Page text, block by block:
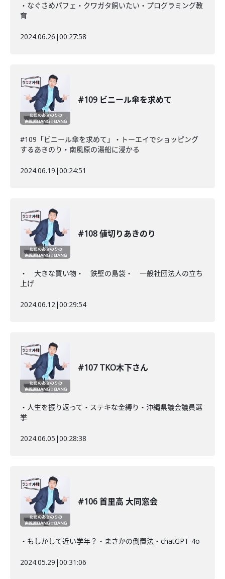
・なぐさめパフェ・クワガタ飼いたい・プログラミング教
育
2024.06.26 |00:27:58
#109 ビニール傘を求めて
#109「ビニール傘を求めて」・トーエイでショッピング
するあきのり・南風原の湯船に浸かる
2024.06.19 |00:24:51
#108 値切りあきのり
・ 大きな買い物・ 鉄壁の島袋・ 一般社団法人の立ち
上げ
2024.06.12|00:29:54
#107 TKO木下さん
・人生を振り返って・ステキな金縛り・沖縄県議会議員選
挙
2024.06.05 |00:28:38
#106 首里高 大同窓会
・もしかして近い学年？・まさかの倒置法・chatGPT-4o
2024.05.29 |00:31:06